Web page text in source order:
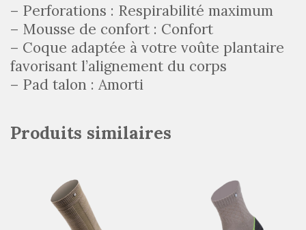
– Perforations : Respirabilité maximum
– Mousse de confort : Confort
– Coque adaptée à votre voûte plantaire
favorisant l’alignement du corps
– Pad talon : Amorti
Produits similaires